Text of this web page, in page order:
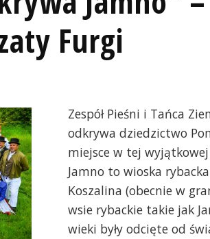
Furgi
Zespół Pieśni i Tańca
odkrywa dziedzictwo
miejsce w tej
Jamno to wioska
Koszalina (obecnie w
wsie rybackie takie jak
wieki były odcięte od